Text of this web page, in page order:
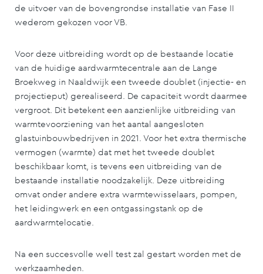
de uitvoer van de bovengrondse installatie van Fase II
wederom gekozen voor VB.
Voor deze uitbreiding wordt op de bestaande locatie
van de huidige aardwarmtecentrale aan de Lange
Broekweg in Naaldwijk een tweede doublet (injectie- en
projectieput) gerealiseerd. De capaciteit wordt daarmee
vergroot. Dit betekent een aanzienlijke uitbreiding van
warmtevoorziening van het aantal aangesloten
glastuinbouwbedrijven in 2021. Voor het extra thermische
vermogen (warmte) dat met het tweede doublet
beschikbaar komt, is tevens een uitbreiding van de
bestaande installatie noodzakelijk. Deze uitbreiding
omvat onder andere extra warmtewisselaars, pompen,
het leidingwerk en een ontgassingstank op de
aardwarmtelocatie.
Na een succesvolle well test zal gestart worden met de
werkzaamheden.